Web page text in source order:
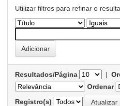
Utilizar filtros para refinar o
Resultados/Página |
Ordenar
Registro(s)